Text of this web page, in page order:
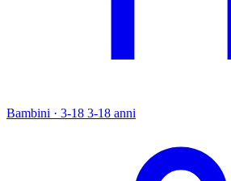
Bambini · 3-18 3-18 anni